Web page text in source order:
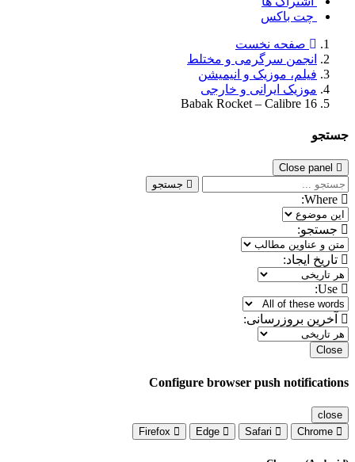
چت باکس
صفحه نخست
انجمن سرگرمی و مختلط
فیلم، موزیک و انیمیشن
موزیک ایرانی و خارجی
Babak Rocket – Calibre 16
جستجو
Close panel
جستجو
جستجو:
تاریخ ایجاد:
آخرین بروزرسانی:
Close
Configure browser push notifications
close